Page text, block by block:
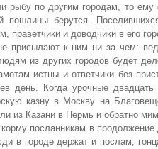
рыбу по другим городам, то
пошлины берутся.
праветчики и доводчики в его
присылают к ним ни за чем:
из других городов будет
истцы и ответчики без
день. Когда урочные двадцать
казну в Москву на
из Казани в Пермь и обратно
посланникам в продолжение
в городе держат и послам,